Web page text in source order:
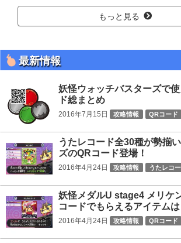
もっと見る
最新情報
妖怪ウォッチバスターズで
ド総まとめ
2016年7月15日 攻略情報 QRコード
うたレコード全30種が勢揃
ズのQRコード登場！
2016年4月24日 攻略情報 うたレコ
妖怪メダルU stage4 メリケ
コードでもらえるアイテムは
2016年4月24日 攻略情報 QRコード